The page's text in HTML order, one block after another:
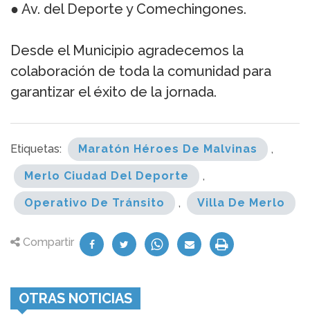
● Av. del Deporte y Comechingones.
Desde el Municipio agradecemos la
colaboración de toda la comunidad para
garantizar el éxito de la jornada.
Etiquetas: Maratón Héroes De Malvinas ,
Merlo Ciudad Del Deporte ,
Operativo De Tránsito , Villa De Merlo
Compartir
OTRAS NOTICIAS